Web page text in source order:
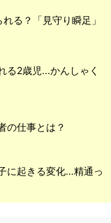
る？「見守り瞬足」
る2歳児...かんしゃく
の仕事とは？
に起きる変化…精通っ